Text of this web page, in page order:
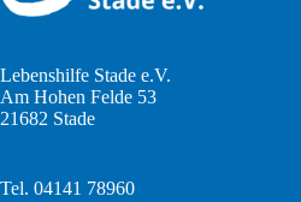
Lebenshilfe Stade e.V.
Am Hohen Felde 53
21682 Stade
Tel. 04141 78960